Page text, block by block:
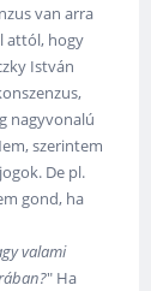
van arra
attól, hogy
István
nagyvonalú
szerintem
De pl.
gond, ha
valami
" Ha